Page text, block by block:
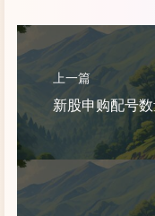
上一篇